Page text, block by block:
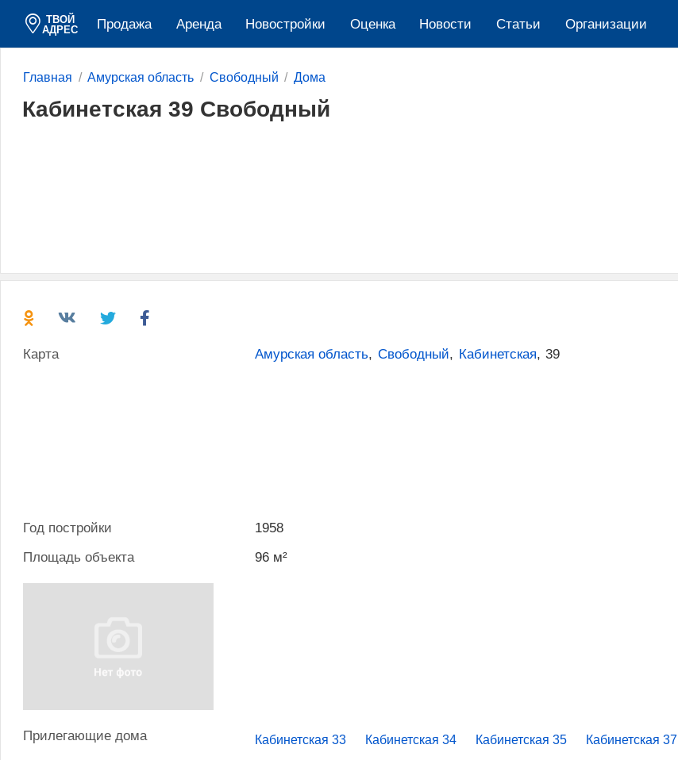
ТВОЙ
АДРЕС
Продажа Аренда Новостройки Оценка Новости Cтатьи Организации
Главная Амурская область Свободный Дома
Кабинетская 39 Свободный
Карта Амурская область, Свободный, Кабинетская, 39
Год постройки
1958
Площадь объекта
96 м²
Прилегающие дома Кабинетская 33 Кабинетская 34 Кабинетская 35 Кабинетская 37